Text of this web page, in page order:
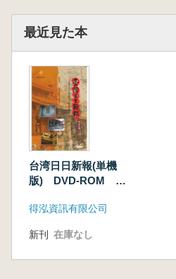
最近見た本
台湾日日新報(単機
版) DVD-ROM 明
得泓資訊有限公司
新刊 在庫なし